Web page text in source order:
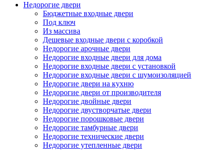
Недорогие двери
Бюджетные входные двери
Под ключ
Из массива
Дешевые входные двери с коробкой
Недорогие арочные двери
Недорогие входные двери для дома
Недорогие входные двери с установкой
Недорогие входные двери с шумоизоляцией
Недорогие двери на кухню
Недорогие двери от производителя
Недорогие двойные двери
Недорогие двустворчатые двери
Недорогие порошковые двери
Недорогие тамбурные двери
Недорогие технические двери
Недорогие утепленные двери